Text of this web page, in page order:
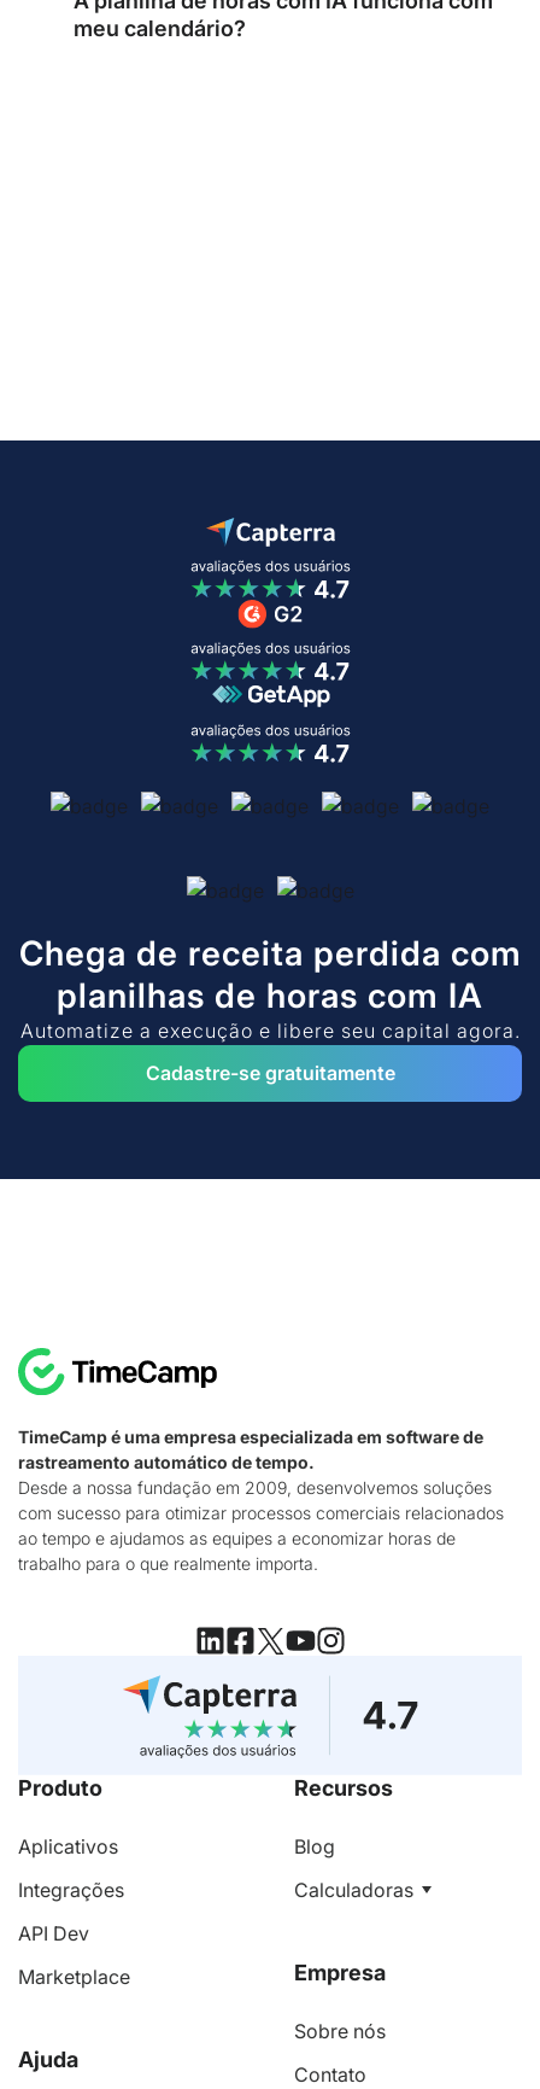
meu calendário?
Chega de receita perdida com
planilhas de horas com IA
Automatize a execução e libere seu capital agora.
Cadastre-se gratuitamente
TimeCamp é uma empresa especializada em software de
rastreamento automático de tempo.
Desde a nossa fundação em 2009, desenvolvemos soluções
com sucesso para otimizar processos comerciais relacionados
ao tempo e ajudamos as equipes a economizar horas de
trabalho para o que realmente importa.
Produto
Aplicativos
Integrações
API Dev
Marketplace
Ajuda
Recursos
Blog
Calculadoras
Empresa
Sobre nós
Contato